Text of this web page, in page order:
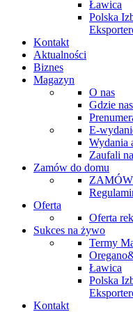
Ławica
Polska
Kontakt
Aktualności
Biznes
Magazyn
O nas
Gdzie
E-
Wydania
Zaufali
Zamów do domu
Oferta
Oferta
Sukces na żywo
Termy
Ławica
Polska
Kontakt